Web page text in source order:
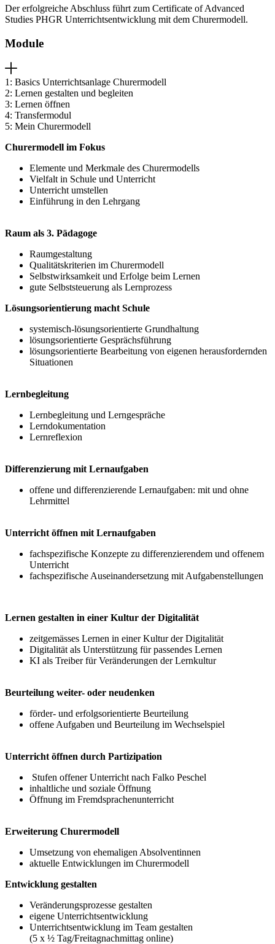
Der erfolgreiche Abschluss führt zum Certificate of Advanced
Studies PHGR Unterrichtsentwicklung mit dem Churermodell.
Module
1: Basics Unterrichtsanlage Churermodell
2: Lernen gestalten und begleiten
3: Lernen öffnen
4: Transfermodul
5: Mein Churermodell
Churermodell im Fokus
Elemente und Merkmale des Churermodells
Vielfalt in Schule und Unterricht
Unterricht umstellen
Einführung in den Lehrgang
Raum als 3. Pädagoge
Raumgestaltung
Qualitätskriterien im Churermodell
Selbstwirksamkeit und Erfolge beim Lernen
gute Selbststeuerung als Lernprozess
Lösungsorientierung macht Schule
systemisch-lösungsorientierte Grundhaltung
lösungsorientierte Gesprächsführung
lösungsorientierte Bearbeitung von eigenen herausfordernden
Situationen
Lernbegleitung
Lernbegleitung und Lerngespräche
Lerndokumentation
Lernreflexion
Differenzierung mit Lernaufgaben
offene und differenzierende Lernaufgaben: mit und ohne
Lehrmittel
Unterricht öffnen mit Lernaufgaben
fachspezifische Konzepte zu differenzierendem und offenem
Unterricht
fachspezifische Auseinandersetzung mit Aufgabenstellungen
Lernen gestalten in einer Kultur der Digitalität
zeitgemässes Lernen in einer Kultur der Digitalität
Digitalität als Unterstützung für passendes Lernen
KI als Treiber für Veränderungen der Lernkultur
Beurteilung weiter- oder neudenken
förder- und erfolgsorientierte Beurteilung
offene Aufgaben und Beurteilung im Wechselspiel
Unterricht öffnen durch Partizipation
Stufen offener Unterricht nach Falko Peschel
inhaltliche und soziale Öffnung
Öffnung im Fremdsprachenunterricht
Erweiterung Churermodell
Umsetzung von ehemaligen Absolventinnen
aktuelle Entwicklungen im Churermodell
Entwicklung gestalten
Veränderungsprozesse gestalten
eigene Unterrichtsentwicklung
Unterrichtsentwicklung im Team gestalten
(5 x ½ Tag/Freitagnachmittag online)